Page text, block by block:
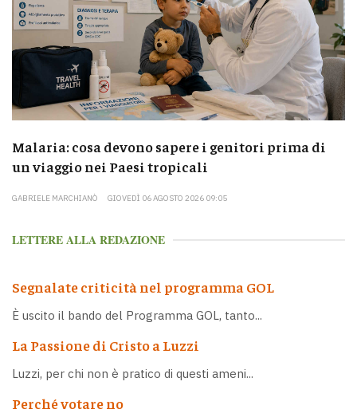
Malaria: cosa devono sapere i genitori prima di
un viaggio nei Paesi tropicali
GABRIELE MARCHIANÒ GIOVEDÌ 06 AGOSTO 2026 09:05
LETTERE ALLA REDAZIONE
Segnalate criticità nel programma GOL
È uscito il bando del Programma GOL, tanto...
La Passione di Cristo a Luzzi
Luzzi, per chi non è pratico di questi ameni...
Perché votare no